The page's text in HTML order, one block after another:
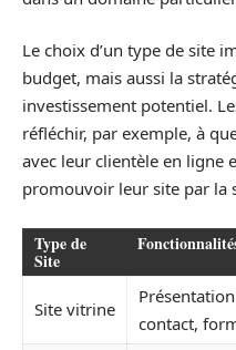
Le choix d’un type de site
budget, mais aussi la
investissement potentiel.
réfléchir, par exemple, à
avec leur clientèle en ligne
promouvoir leur site par la
Type de
Site
Site vitrine
contact,